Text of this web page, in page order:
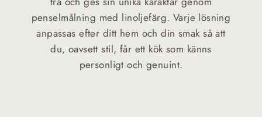
penselmålning med linoljefärg. Varje lösning
anpassas efter ditt hem och din smak så att
du, oavsett stil, får ett kök som känns
personligt och genuint.